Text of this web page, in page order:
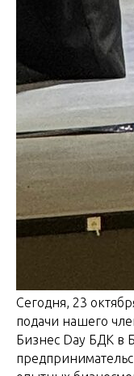
Сегодня, 23
подачи нашего
Бизнес Day БДК в